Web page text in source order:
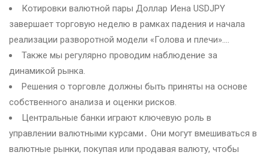
Котировки валютной пары Доллар Иена USDJPY
завершает торговую неделю в рамках падения и начала
реализации разворотной модели «Голова и плечи».…
Также мы регулярно проводим наблюдение за
динамикой рынка.
Решения о торговле должны быть приняты на основе
собственного анализа и оценки рисков.
Центральные банки играют ключевую роль в
управлении валютными курсами․ Они могут вмешиваться в
валютные рынки, покупая или продавая валюту, чтобы